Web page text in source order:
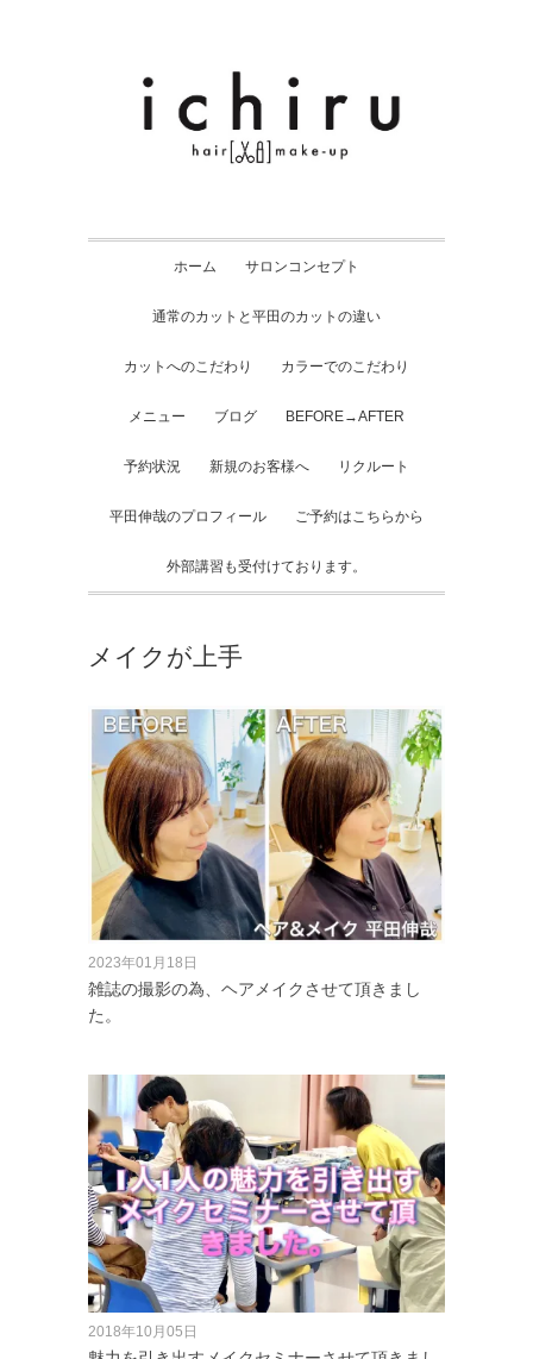
ホーム サロンコンセプト
通常のカットと平田のカットの違い
カットへのこだわり カラーでのこだわり
メニュー ブログ BEFORE→AFTER
予約状況 新規のお客様へ リクルート
平田伸哉のプロフィール ご予約はこちらから
外部講習も受付けております。
メイクが上手
2023年01月18日
雑誌の撮影の為、ヘアメイクさせて頂きまし
た。
2018年10月05日